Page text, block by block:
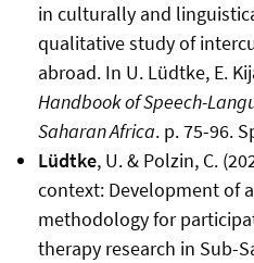
in culturally and
qualitative study of
abroad. In U. Lüdtke, E.
Handbook of Speech-
Saharan Africa. p. 75-96.
Lüdtke, U. & Polzin, C.
context: Development of
methodology for
therapy research in Sub-